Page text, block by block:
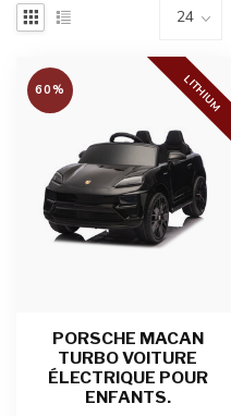
LITHIUM
60%
PORSCHE MACAN
TURBO VOITURE
ÉLECTRIQUE POUR
ENFANTS.